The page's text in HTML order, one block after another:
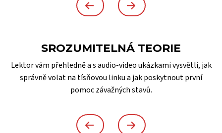
SROZUMITELNÁ TEORIE
Lektor vám přehledně a s audio-video ukázkami vysvětlí, jak
správně volat na tísňovou linku a jak poskytnout první
pomoc závažných stavů.